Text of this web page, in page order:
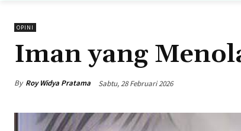
OPINI
Iman yang
By Roy Widya Pratama Sabtu, 28 Februari 2026